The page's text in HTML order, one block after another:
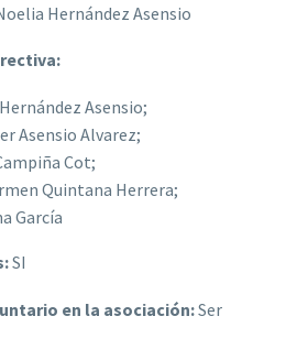
Hernández Asensio
Asensio;
Asensio Alvarez;
Cot;
Quintana Herrera;
García
SI
en la asociación:Ser